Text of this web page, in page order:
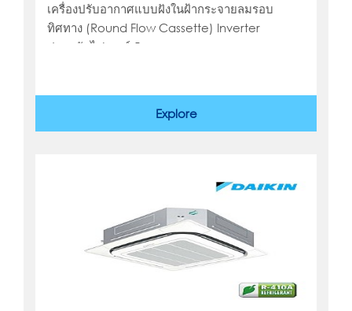
เครื่องปรับอากาศแบบฝังในฝ้ากระจายลมรอบ
ทิศทาง (Round Flow Cassette) Inverter
ประหยัดไฟเบอร์ 5
Explore